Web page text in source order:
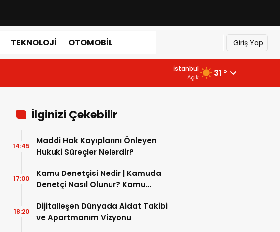
TEKNOLOJI OTOMOBIL Giriş Yap
İstanbul
Açık 31 °
İlginizi Çekebilir
Maddi Hak Kayıplarını Önleyen
Hukuki Süreçler Nelerdir?
14:45
Kamu Denetçisi Nedir | Kamuda
Denetçi Nasıl Olunur? Kamu
17:00
Dijitalleşen Dünyada Aidat Takibi
ve Apartmanım Vizyonu
18:20